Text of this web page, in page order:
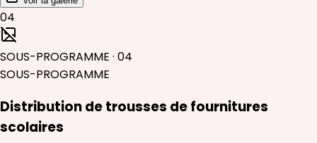
04
SOUS-PROGRAMME · 04
SOUS-PROGRAMME
Distribution de trousses de fournitures
scolaires